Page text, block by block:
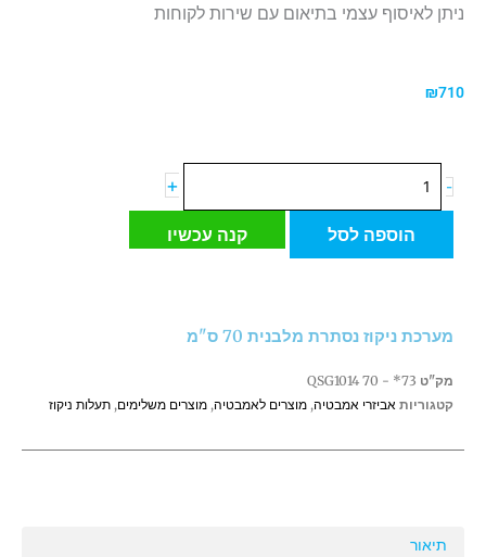
ניתן לאיסוף עצמי בתיאום עם שירות לקוחות
₪710
-
של
ס"מ
+
הוספה לסל קנה עכשיו
מערכת ניקוז נסתרת מלבנית 70 ס"מ
מק"ט 73* - QSG1014 70
קטגוריות אביזרי אמבטיה, מוצרים לאמבטיה, מוצרים משלימים, תעלות ניקוז
תיאור